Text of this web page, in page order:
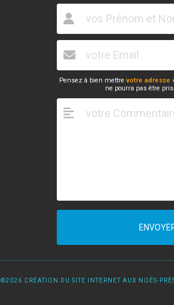
Pensez à bien mettrevotre adresse
ne pourra pas être
©2026 CRÉATION DU SITE INTERNET AUX NOËS-